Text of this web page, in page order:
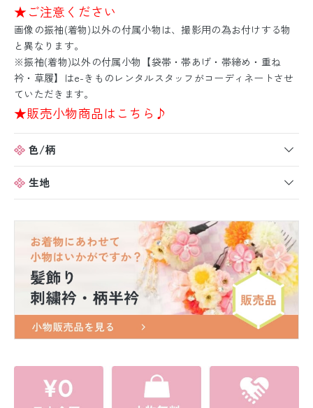
★ご注意ください
画像の振袖(着物)以外の付属小物は、撮影用の為お付けする物
と異なります。
※振袖(着物)以外の付属小物【袋帯・帯あげ・帯締め・重ね
衿・草履】はe-きものレンタルスタッフがコーディネートさせ
ていただきます。
★販売小物商品はこちら♪
色/柄
生地